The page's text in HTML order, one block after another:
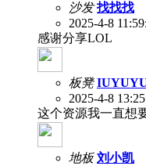
沙发 找找找
2025-4-8
感谢分享LOL
板凳
2025-4-8
这个资源我一直想
地板 刘小凯